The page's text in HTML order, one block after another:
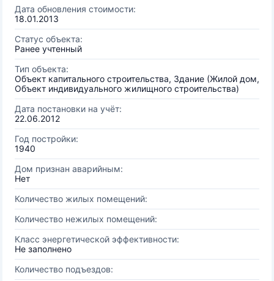
Дата обновления стоимости:
18.01.2013
Статус объекта:
Ранее учтенный
Тип объекта:
Объект капитального строительства, Здание (Жилой дом,
Объект индивидуального жилищного строительства)
Дата постановки на учёт:
22.06.2012
Год постройки:
1940
Дом признан аварийным:
Нет
Количество жилых помещений:
Количество нежилых помещений:
Класс энергетической эффективности:
Не заполнено
Количество подъездов: